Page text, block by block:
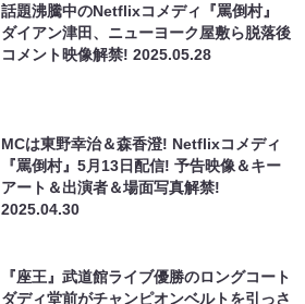
話題沸騰中のNetflixコメディ『罵倒村』
ダイアン津田、ニューヨーク屋敷ら脱落後
コメント映像解禁!2025.05.28
MCは東野幸治＆森香澄! Netflixコメディ
『罵倒村』5月13日配信! 予告映像＆キー
アート＆出演者＆場面写真解禁!
2025.04.30
『座王』武道館ライブ優勝のロングコート
ダディ堂前がチャンピオンベルトを引っさ